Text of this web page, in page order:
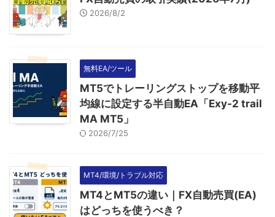
2026/8/2
無料EA/ツール
MT5でトレーリングストップを移動平
均線に設定する半自動EA「Exy-2 trail
MA MT5」
2026/7/25
MT4/環境/トラブル対応
MT4とMT5の違い｜FX自動売買(EA)
はどっちを使うべき？